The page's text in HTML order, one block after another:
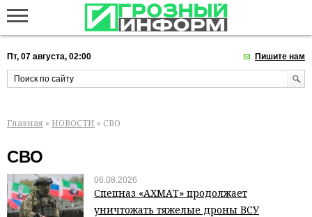
Пт, 07 августа, 02:00 Пишите нам
Главная » НОВОСТИ » СВО
СВО
06.08.2026
Спецназ «АХМАТ» продолжает
уничтожать тяжелые дроны ВСУ